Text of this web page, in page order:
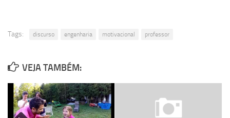
Tags: discurso engenharia motivacional professor
VEJA TAMBÉM: